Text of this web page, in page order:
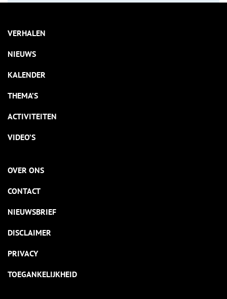
VERHALEN
NIEUWS
KALENDER
THEMA’S
ACTIVITEITEN
VIDEO’S
OVER ONS
CONTACT
NIEUWSBRIEF
DISCLAIMER
PRIVACY
TOEGANKELIJKHEID